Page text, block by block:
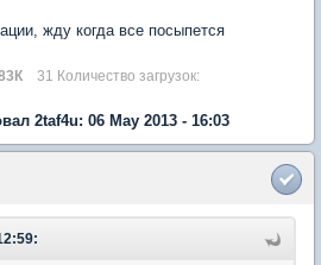
жду когда все посыпется
31 Количество загрузок:
2taf4u: 06 May 2013 - 16:03